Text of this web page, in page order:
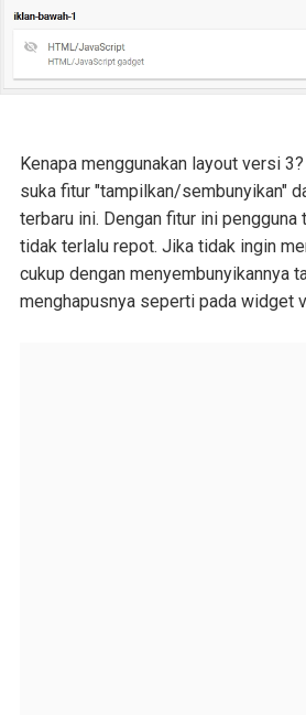
Kenapa menggunakan layout versi
suka fitur "tampilkan/sembunyikan"
terbaru ini. Dengan fitur ini pengguna
tidak terlalu repot. Jika tidak ingin
cukup dengan menyembunyikannya
menghapusnya seperti pada widget